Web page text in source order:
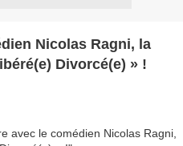
Nicolas Ragni, la
Divorcé(e) » !